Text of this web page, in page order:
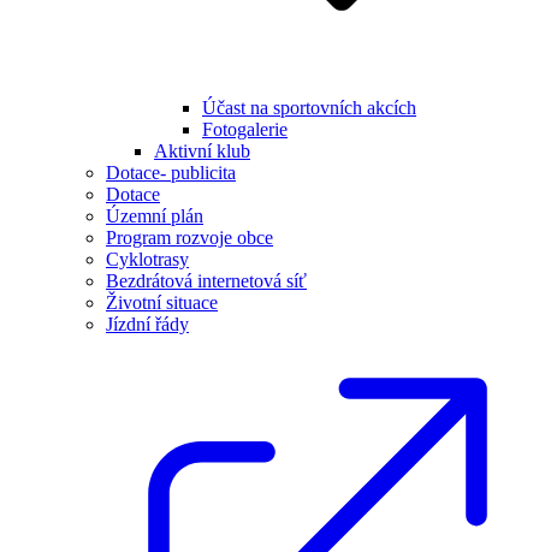
Účast na sportovních akcích
Fotogalerie
Aktivní klub
Dotace- publicita
Dotace
Územní plán
Program rozvoje obce
Cyklotrasy
Bezdrátová internetová síť
Životní situace
Jízdní řády